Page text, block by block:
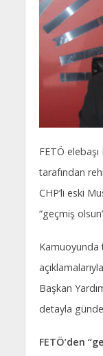
FETÖ elebaşı
tarafından
CHP’li eski
“geçmiş
Kamuoyunda
Başkan
detayla
FETÖ’den